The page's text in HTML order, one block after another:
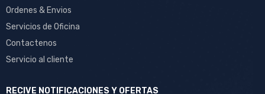
Ordenes & Envios
Servicios de Oficina
Contactenos
Servicio al cliente
RECIVE NOTIFICACIONES Y OFERTAS